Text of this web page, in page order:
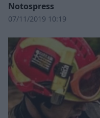
Notospress
07/11/2019 10:19